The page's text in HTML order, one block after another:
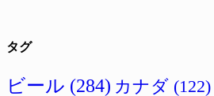
タグ
ビール (284) カナダ (122)